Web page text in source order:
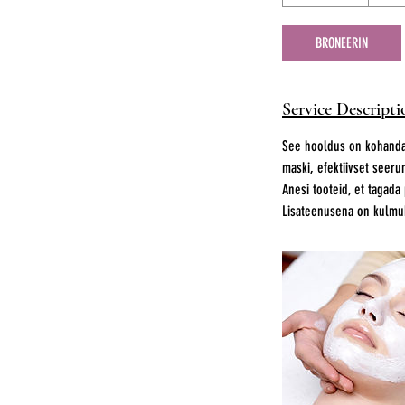
3
0
m
n
BRONEERIN
Service
See hooldus on
maski, efektiivset
Anesi tooteid, et
Lisateenusena on